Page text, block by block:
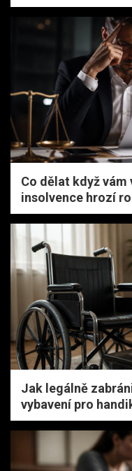
Co dělat když
insolvence hrozí
Jak legálně
vybavení pro